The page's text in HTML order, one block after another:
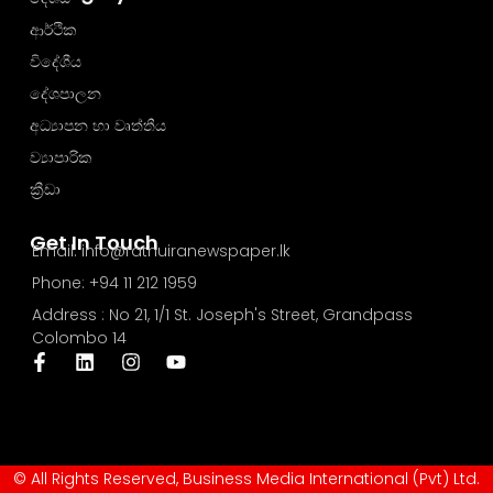
Get In Touch
Email: info@rathuiranewspaper.lk
Phone: +94 11 212 1959
Address : No 21, 1/1 St. Joseph's Street, Grandpass
Colombo 14
ආර්ථික
විදේශීය
දේශපාලන
අධ්‍යාපන හා වෘත්තීය
ව්‍යාපාරික
ක්‍රීඩා
© All Rights Reserved, Business Media International (Pvt) Ltd.